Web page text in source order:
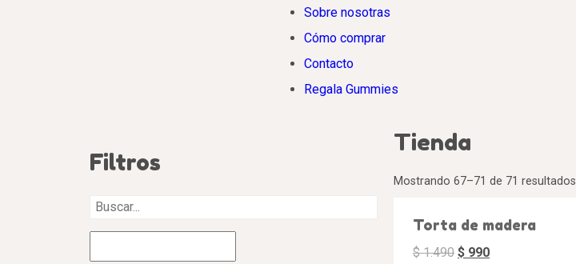
Sobre nosotras
Cómo comprar
Contacto
Regala Gummies
Filtros
Tienda
Mostrando 67–71 de 71 resultados
Torta de madera
$1.490 $990